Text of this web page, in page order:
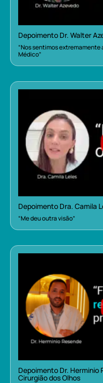
Depoimento Dr. Walter
“Nos sentimos extremamente
Médico”
Depoimento Dra. Camila
“Me deu outra visão”
Depoimento Dr. Herminio
Cirurgião dos Olhos